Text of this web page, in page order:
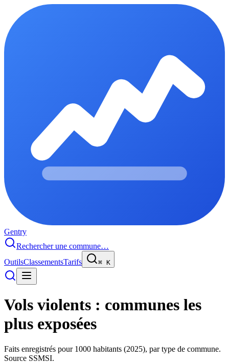
Gentry
Rechercher une commune…
OutilsClassementsTarifs ⌘ K
Vols violents : communes les
plus exposées
Faits enregistrés pour 1000 habitants (2025), par type de commune.
Source SSMSI.